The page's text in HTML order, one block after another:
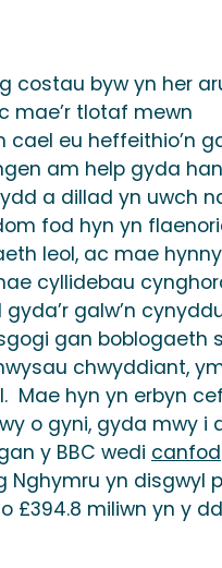
costau byw yn her
mae’r tlotaf mewn
cael eu heffeithio’n
am help gyda
a dillad yn uwch
fod hyn yn
leol, ac mae
cyllidebau
galw’n
gan boblogaeth
chwyddiant,
Mae hyn yn erbyn
o gyni, gyda mwy i
y BBC wedi canfod
Nghymru yn disgwyl
£394.8 miliwn yn y